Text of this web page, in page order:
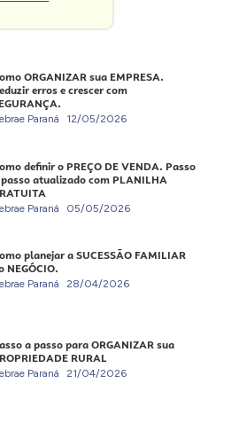
ORGANIZAR sua EMPRESA.
erros e crescer com
Paraná 12/05/2026
definir o PREÇO DE VENDA. Passo
atualizado com PLANILHA
Paraná 05/05/2026
planejar a SUCESSÃO FAMILIAR
NEGÓCIO.
Paraná 28/04/2026
a passo para ORGANIZAR sua
RURAL
Paraná 21/04/2026